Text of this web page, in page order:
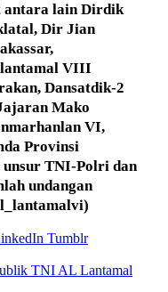
antara lain Dirdik
Dir Jian
VIII
Dansatdik-2
Mako
VI,
Provinsi
unsur TNI-Polri dan
undangan
Tumblr
TNI AL Lantamal